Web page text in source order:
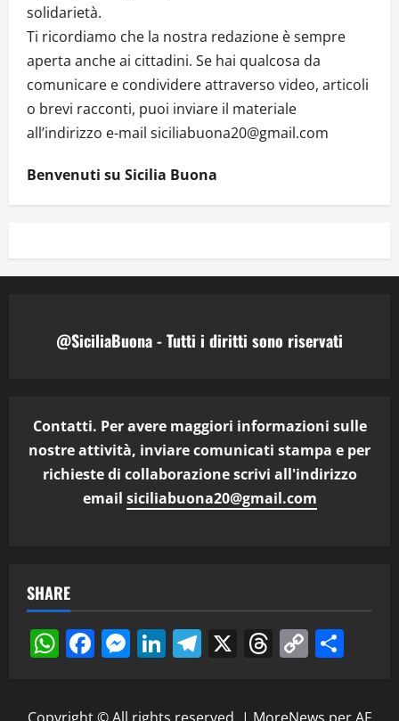
solidarietà.
Ti ricordiamo che la nostra redazione è sempre
aperta anche ai cittadini. Se hai qualcosa da
comunicare e condividere attraverso video, articoli
o brevi racconti, puoi inviare il materiale
all’indirizzo e-mail siciliabuona20@gmail.com
Benvenuti su Sicilia Buona
@SiciliaBuona - Tutti i diritti sono riservati
Contatti. Per avere maggiori informazioni sulle
nostre attività, inviare comunicati stampa e per
richieste di collaborazione scrivi all'indirizzo
email siciliabuona20@gmail.com
SHARE
WhatsApp
Facebook
Messenger
LinkedIn
Telegram
X Threads
Copy